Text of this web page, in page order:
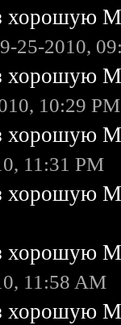
хорошую
25-2010,
хорошую
10:29 PM
хорошую
11:31 PM
хорошую
хорошую
11:58 AM
хорошую